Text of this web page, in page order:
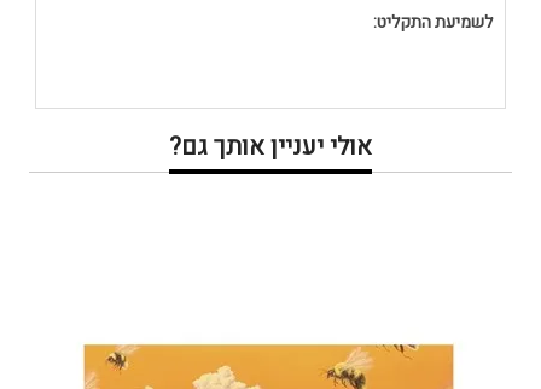
לשמיעת התקליט:
אולי יעניין אותך גם?